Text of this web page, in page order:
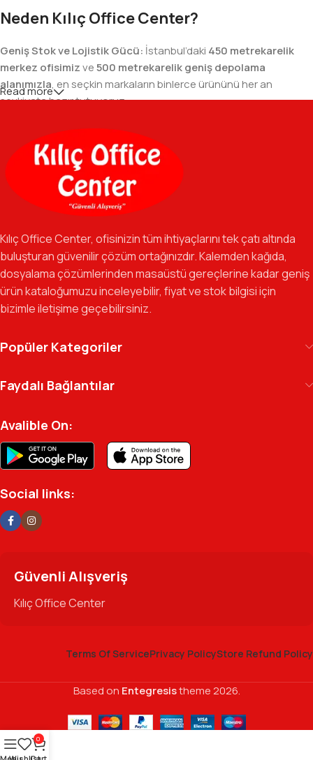
Neden Kılıç Office Center?
Geniş Stok ve Lojistik Gücü: İstanbul’daki 450 metrekarelik
merkez ofisimizve500 metrekarelik geniş depolama
alanımızla, en seçkin markaların binlerce ürününü her an
sevkiyata hazır tutuyoruz.
Geniş Ürün Yelpazesi:Temel kırtasiye malzemelerinden teknik
ofis gereçlerine kadar, iş hayatınızda ihtiyaç duyduğunuz her
şeyi tek bir çatı altında, en uygun fiyat avantajlarıyla bulmanızı
sağlıyoruz.
Özverili Takım Ruhu:İşini tutkuyla yapan, güler yüzlü ve çözüm
güvenilir bir yol arkadaşı olmayı hedefliyoruz.
Gelecek Vizyonu:Kurumsal kimliğimizi yeni iş birlikleri ve global
markalarla güçlendirerek, Türkiye genelinde müşteri ağımızı her
geçen gün büyütmeye devam ediyoruz.
Kılıç Office Center
arşivinizdeki dosyaya kadar her detayda yanınızda.
Ofisinizin enerjisini ve verimliliğini artırmak için
profesyonel kadromuzla hizmetinizdeyiz.
Read more
Kılıç Office Center, ofisinizin tüm ihtiyaçlarını tek çatı altında
buluşturan güvenilir çözüm ortağınızdır. Kalemden kağıda,
dosyalama çözümlerinden masaüstü gereçlerine kadar geniş
ürün kataloğumuzu inceleyebilir, fiyat ve stok bilgisi için
bizimle iletişime geçebilirsiniz.
Popüler Kategoriler
Faydalı Bağlantılar
Avalible On:
Social links:
Güvenli Alışveriş
Kılıç Office Center
Terms Of ServicePrivacy PolicyStore Refund Policy
Based on Entegresistheme2026.
0